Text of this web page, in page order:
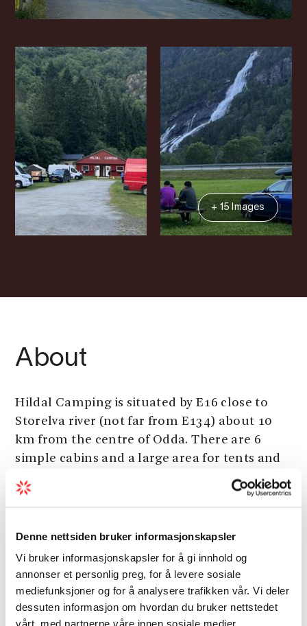
Denne nettsiden bruker informasjonskapsler
Vi bruker informasjonskapsler for å gi innhold og
annonser et personlig preg, for å levere sosiale
mediefunksjoner og for å analysere trafikken vår. Vi deler
dessuten informasjon om hvordan du bruker nettstedet
vårt, med partnerne våre innen sosiale medier,
+ 15 Images
About
Hildal Camping is situated by E16 close to
Storelva river (not far from E134) about 10
km from the centre of Odda. There are 6
simple cabins and a large area for tents and
caravans.
Season